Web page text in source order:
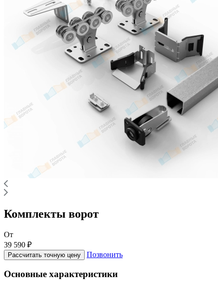
Комплекты ворот
От
39 590 ₽
Рассчитать точную цену Позвонить
Основные характеристики